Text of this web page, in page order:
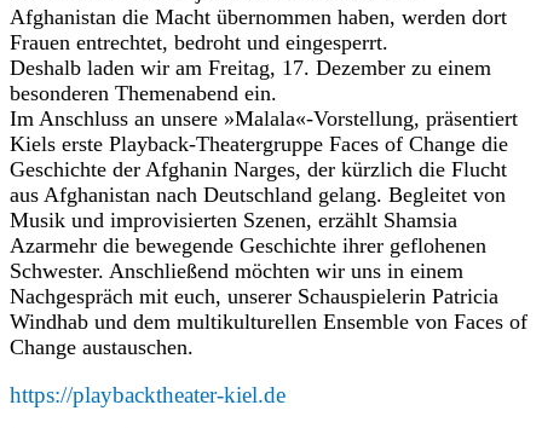
Afghanistan die Macht übernommen haben, werden dort
Frauen entrechtet, bedroht und eingesperrt.
Deshalb laden wir am Freitag, 17. Dezember zu einem
besonderen Themenabend ein.
Im Anschluss an unsere »Malala«-Vorstellung, präsentiert
Kiels erste Playback-Theatergruppe Faces of Change die
Geschichte der Afghanin Narges, der kürzlich die Flucht
aus Afghanistan nach Deutschland gelang. Begleitet von
Musik und improvisierten Szenen, erzählt Shamsia
Azarmehr die bewegende Geschichte ihrer geflohenen
Schwester. Anschließend möchten wir uns in einem
Nachgespräch mit euch, unserer Schauspielerin Patricia
Windhab und dem multikulturellen Ensemble von Faces of
Change austauschen.
https://playbacktheater-kiel.de